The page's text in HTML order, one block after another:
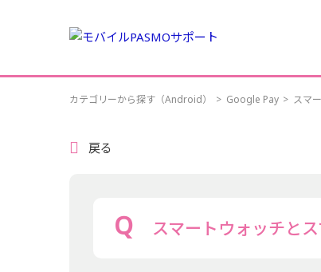
カテゴリーから探す（Android） > Google Pay > スマ
戻る
スマートウォッチと